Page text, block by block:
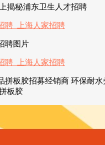
揭秘浦东卫生人才招聘
聘图片
拼板胶招募经销商 环保耐
板胶